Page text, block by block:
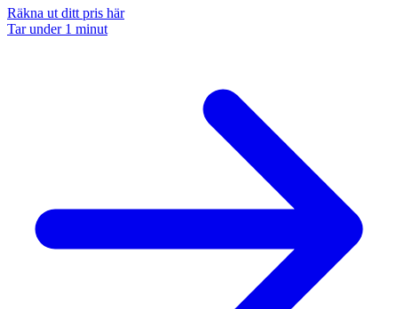
Räkna ut ditt pris här
Tar under 1 minut